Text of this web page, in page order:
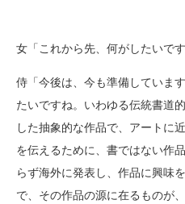
女「これから先、何がしたいです
侍「今後は、今も準備していま
たいですね。いわゆる伝統書道
した抽象的な作品で、アートに
を伝えるために、書ではない作
らず海外に発表し、作品に興味
で、その作品の源に在るものが